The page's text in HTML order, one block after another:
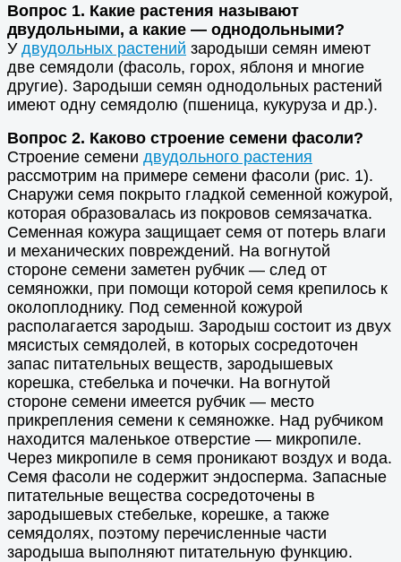
Вопрос 1. Какие растения называют
двудольными, а какие — однодольными?
У двудольных растений зародыши семян имеют
две семядоли (фасоль, горох, яблоня и многие
другие). Зародыши семян однодольных растений
имеют одну семядолю (пшеница, кукуруза и др.).
Вопрос 2. Каково строение семени фасоли?
Строение семени двудольного растения
рассмотрим на примере семени фасоли (рис. 1).
Снаружи семя покрыто гладкой семенной кожурой,
которая образовалась из покровов семязачатка.
Семенная кожура защищает семя от потерь влаги
и механических повреждений. На вогнутой
стороне семени заметен рубчик — след от
семяножки, при помощи которой семя крепилось к
околоплоднику. Под семенной кожурой
располагается зародыш. Зародыш состоит из двух
мясистых семядолей, в которых сосредоточен
запас питательных веществ, зародышевых
корешка, стебелька и почечки. На вогнутой
стороне семени имеется рубчик — место
прикрепления семени к семяножке. Над рубчиком
находится маленькое отверстие — микропиле.
Через микропиле в семя проникают воздух и вода.
Семя фасоли не содержит эндосперма. Запасные
питательные вещества сосредоточены в
зародышевых стебельке, корешке, а также
семядолях, поэтому перечисленные части
зародыша выполняют питательную функцию.